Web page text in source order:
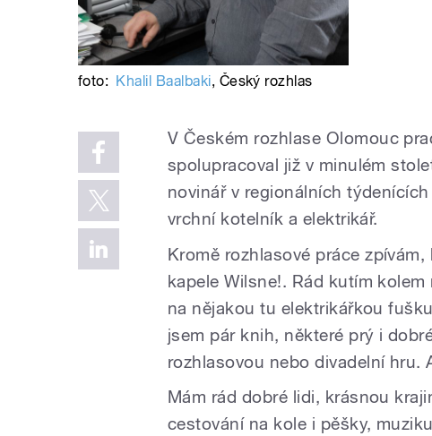
foto: Khalil Baalbaki, Český rozhlas
V Českém rozhlase Olomouc
spolupracoval již v minulém
novinář v regionálních
vrchní kotelník a elektrikář.
Kromě rozhlasové práce
kapele Wilsne!. Rád kutím
na nějakou tu elektrikářkou
jsem pár knih, některé prý i
rozhlasovou nebo divadelní hru.
Mám rád dobré lidi, krásnou
cestování na kole i pěšky,